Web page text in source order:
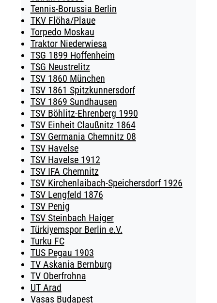
Tennis-Borussia Berlin
TKV Flöha/Plaue
Torpedo Moskau
Traktor Niederwiesa
TSG 1899 Hoffenheim
TSG Neustrelitz
TSV 1860 München
TSV 1861 Spitzkunnersdorf
TSV 1869 Sundhausen
TSV Böhlitz-Ehrenberg 1990
TSV Einheit Claußnitz 1864
TSV Germania Chemnitz 08
TSV Havelse
TSV Havelse 1912
TSV IFA Chemnitz
TSV Kirchenlaibach-Speichersdorf 1926
TSV Lengfeld 1876
TSV Penig
TSV Steinbach Haiger
Türkiyemspor Berlin e.V.
Turku FC
TUS Pegau 1903
TV Askania Bernburg
TV Oberfrohna
UT Arad
Vasas Budapest